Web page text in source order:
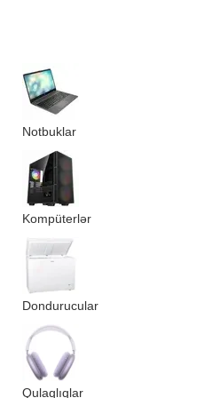
Notbuklar
Kompüterlər
Dondurucular
Qulaqlıqlar